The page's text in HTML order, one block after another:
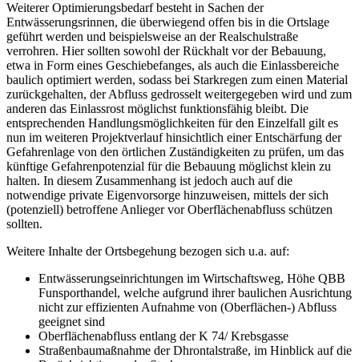
Weiterer Optimierungsbedarf besteht in Sachen der
Entwässerungsrinnen, die überwiegend offen bis in die Ortslage
geführt werden und beispielsweise an der Realschulstraße
verrohren. Hier sollten sowohl der Rückhalt vor der Bebauung,
etwa in Form eines Geschiebefanges, als auch die Einlassbereiche
baulich optimiert werden, sodass bei Starkregen zum einen Material
zurückgehalten, der Abfluss gedrosselt weitergegeben wird und zum
anderen das Einlassrost möglichst funktionsfähig bleibt. Die
entsprechenden Handlungsmöglichkeiten für den Einzelfall gilt es
nun im weiteren Projektverlauf hinsichtlich einer Entschärfung der
Gefahrenlage von den örtlichen Zuständigkeiten zu prüfen, um das
künftige Gefahrenpotenzial für die Bebauung möglichst klein zu
halten. In diesem Zusammenhang ist jedoch auch auf die
notwendige private Eigenvorsorge hinzuweisen, mittels der sich
(potenziell) betroffene Anlieger vor Oberflächenabfluss schützen
sollten.
Weitere Inhalte der Ortsbegehung bezogen sich u.a. auf:
Entwässerungseinrichtungen im Wirtschaftsweg, Höhe QBB
Funsporthandel, welche aufgrund ihrer baulichen Ausrichtung
nicht zur effizienten Aufnahme von (Oberflächen-) Abfluss
geeignet sind
Oberflächenabfluss entlang der K 74/ Krebsgasse
Straßenbaumaßnahme der Dhrontalstraße, im Hinblick auf die